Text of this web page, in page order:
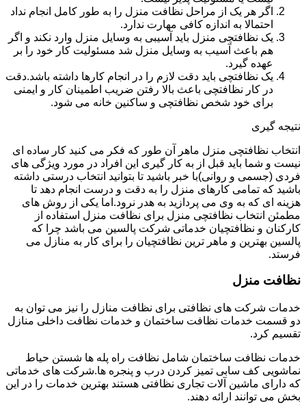
اگر هر یک از مراحل نظافت منزل را به طور کامل انجام نداد
احتمالا به اندازه کافی مهارت ندارد.
یک نظافتچی منزل باید آسیبی به وسایل منزل وارد نکند و اگر
هم باعث آسیب به وسایل منزل شد مسئولیت کار خود را بر
عهده گیرد.
یک نظافتچی باید دقت لازم را در انجام کارها داشته باشد.دقت
در کار نظافتچی باعث بالا رفتن ضریب اطمینان کار و ایمنی
برای خود شخص نظافتچی و ساکنین خانه می شود.
نتیجه گیری
انتخاب نظافتچی منزل ماهر آن طور که فکر می کنید کار ساده ای
نیست و شما باید قبل از به کار گیری این افراد در مورد ویژگی های
فردی (جسمی و روانی)با خبر باشید تا بتوانید انتخاب درستی داشته
باشید که تمامی کارهای منزل را به دقت و درست انجام دهد تا
هزینه ای که به وی می پردازید به هدر نرود.اما یکی از روش های
مطمئن انتخاب نظافتچی منزل برای نظافت منزل استفاده از
کارکنان و نظافتچیان خدماتی شرکت پالسین می باشد چرا که
پالسین بهترین و ماهر ترین نظافتچیان را برای کار به منازل می
فرستد.
نظافت منزل
خدمات شرکت های نظافتی برای نظافت منازل را نیز می توان به
دو قسمت خدمات نظافت ساختمان و خدمات نظافت داخلی منازل
تقسیم کرد.
خدمات نظافت ساختمان شامل نظافت راه پله ها شستن حیاط
نماشویی کف سابی تمیز کردن درب و پنجره ها.شرکت های خدماتی
که دارای ماشین آلات تجاری نظافتی هستند بهترین خدمات را در این
بخش می توانند ارائه دهند.